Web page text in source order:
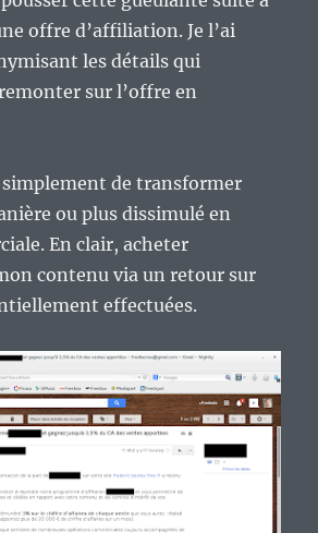
bloqueur
de
publicités,
la
pirater.
offre d’affiliation. Je l’ai
les détails qui
sur l’offre en
simplement de transformer
ou plus dissimulé en
En clair, acheter
contenu via un retour sur
effectuées.